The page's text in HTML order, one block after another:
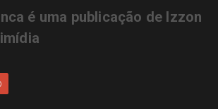
é uma publicação de Izzon